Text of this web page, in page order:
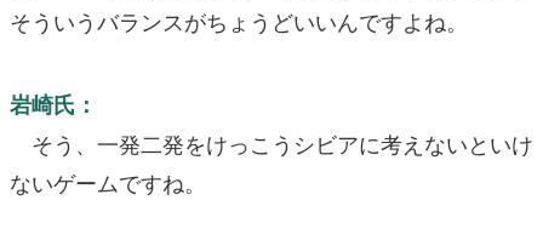
そういうバランスがちょうどいいんですよね。
岩崎氏：
そう、一発二発をけっこうシビアに考えないといけ
ないゲームですね。